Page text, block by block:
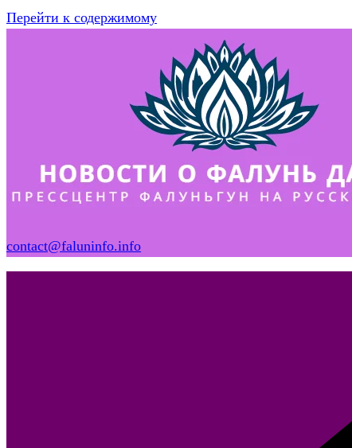
Перейти к содержимому
contact@faluninfo.info